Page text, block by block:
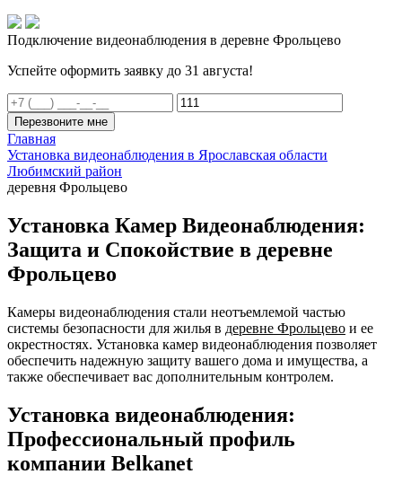
Подключение видеонаблюдения в деревне Фрольцево
Успейте оформить заявку до 31 августа!
Перезвоните мне
Главная
Установка видеонаблюдения в Ярославская области
Любимский район
деревня Фрольцево
Установка Камер Видеонаблюдения:
Защита и Спокойствие в деревне
Фрольцево
Камеры видеонаблюдения стали неотъемлемой частью
системы безопасности для жилья в деревне Фрольцево и ее
окрестностях. Установка камер видеонаблюдения позволяет
обеспечить надежную защиту вашего дома и имущества, а
также обеспечивает вас дополнительным контролем.
Установка видеонаблюдения:
Профессиональный профиль
компании Belkanet